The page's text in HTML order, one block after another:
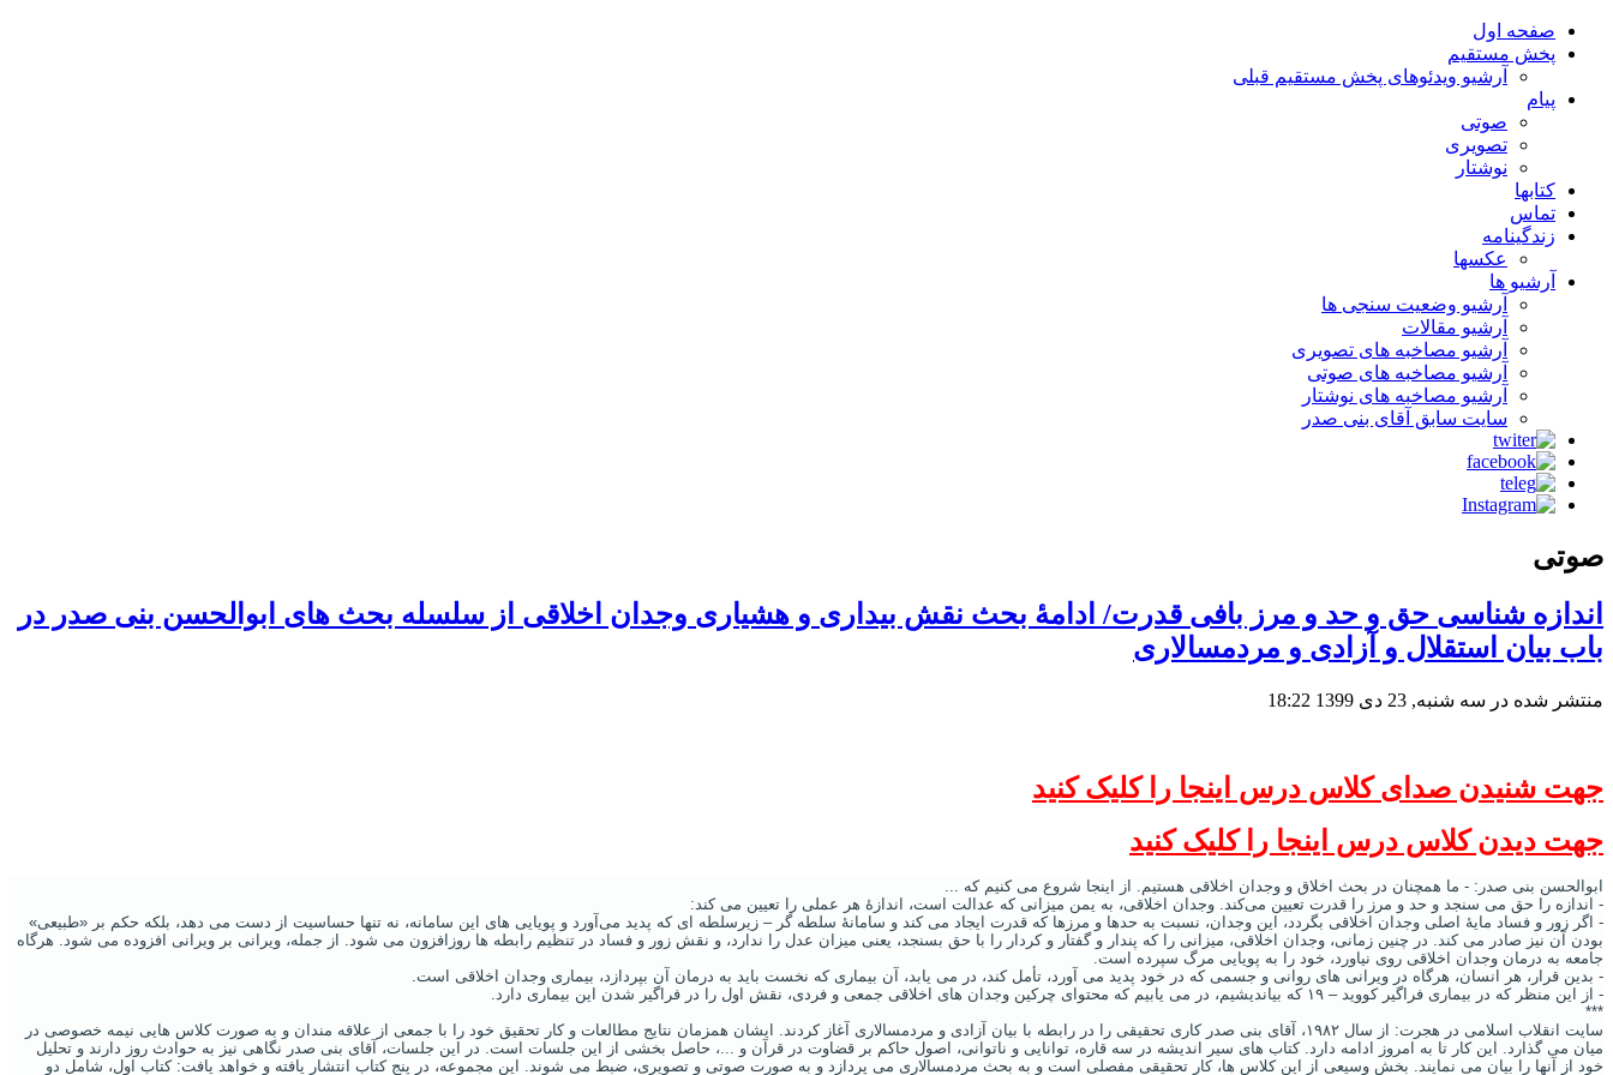
صفحه اول
پخش مستقیم
آرشیو ویدئوهای پخش مستقیم قبلی
پیام
صوتی
تصویری
نوشتار
کتابها
تماس
زندگینامه
عکسها
آرشیو ها
آرشیو وضعیت سنجی ها
آرشیو مقالات
آرشیو مصاخبه های تصویری
آرشیو مصاخبه های صوتی
آرشیو مصاخبه های نوشتار
سایت سابق آقای بنی صدر
صوتی
اندازه شناسی حق و حد و مرز بافی قدرت/ ادامۀ بحث نقش بیداری و هشیاری وجدان اخلاقی از سلسله بحث های ابوالحسن بنی صدر در
باب بیان استقلال و آزادی و مردمسالاری
منتشر شده در سه شنبه, 23 دی 1399 18:22
جهت شنیدن صدای کلاس درس اینجا را کلیک کنید
جهت دیدن کلاس درس اینجا را کلیک کنید
ابوالحسن بنی صدر: - ما همچنان در بحث اخلاق و وجدان اخلاقی هستیم. از اینجا شروع می کنیم که ...
- اندازه را حق می ‌سنجد و حد و مرز را قدرت تعیین می‌کند. وجدان اخلاقی، به یمن میزانی که عدالت است، اندازۀ هر عملی را تعیین می‌ کند:
- اگر زور و فساد مایۀ اصلی وجدان اخلاقی بگردد، این وجدان، نسبت به حدها و مرزها که قدرت ایجاد می ‌کند و سامانۀ سلطه ‌گر – زیرسلطه ‌ای که پدید می‌آورد و پویایی ‌های این سامانه، نه تنها حساسیت از دست می ‌دهد، بلکه حکم بر «طبیعی»
بودن آن نیز صادر می ‌کند. در چنین زمانی، وجدان اخلاقی، میزانی را که پندار و گفتار و کردار را با حق بسنجد، یعنی میزان عدل را ندارد، و نقش زور و فساد در تنظیم رابطه ‌ها روزافزون می‌ شود. از جمله، ویرانی بر ویرانی افزوده می‌ شود. هرگاه
جامعه به درمان وجدان اخلاقی روی نیاورد، خود را به پویایی مرگ سپرده است.
- بدین ‌قرار، هر انسان، هرگاه در ویرانی ‌های روانی و جسمی که در خود پدید می ‌آورد، تأمل کند، در می‌ یابد، آن بیماری که نخست باید به درمان آن بپردازد، بیماری وجدان اخلاقی است.
- از این منظر که در بیماری فراگیر کووید – ۱۹ که بیاندیشیم، در می ‌یابیم که محتوای چرکین وجدان های اخلاقی جمعی و فردی، نقش اول را در فراگیر شدن این بیماری دارد.
***
سایت انقلاب اسلامی در هجرت: از سال ۱۹۸۲، آقای بنی صدر کاری تحقیقی را در رابطه با بیان آزادی و مردمسالاری آغاز کردند. ایشان همزمان نتایج مطالعات و کار تحقیق خود را با جمعی از علاقه مندان و به صورت کلاس هایی نیمه خصوصی در
میان می گذارد. این کار تا به امروز ادامه دارد. کتاب های سیر اندیشه در سه قاره، توانایی و ناتوانی، اصول حاکم بر قضاوت در قرآن و ...، حاصل بخشی از این جلسات است. در این جلسات، آقای بنی صدر نگاهی نیز به حوادث روز دارند و تحلیل
خود از آنها را بیان می نمایند. بخش وسیعی از این کلاس ها، کار تحقیقیِ مفصلی است و به بحث مردمسالاری می پردازد و به صورت صوتی و تصویری، ضبط می شوند. این مجموعه، در پنج کتاب انتشار یافته و خواهد یافت: کتاب اول، شامل دو